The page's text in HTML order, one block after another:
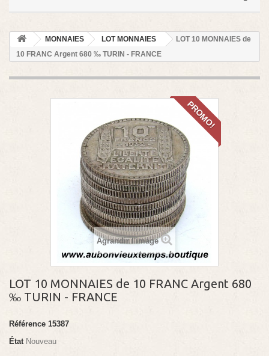
MONNAIES LOT MONNAIES
LOT 10 MONNAIES de
10 FRANC Argent 680 ‰ TURIN - FRANCE
PROMO!
Agrandir l'image
LOT 10 MONNAIES de 10 FRANC Argent 680
‰ TURIN - FRANCE
Référence 15387
État Nouveau